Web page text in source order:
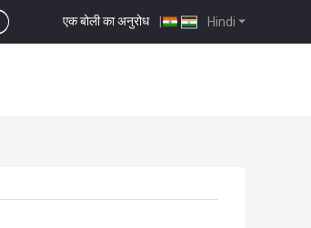
Hindi
एक बोली का अनुरोध |